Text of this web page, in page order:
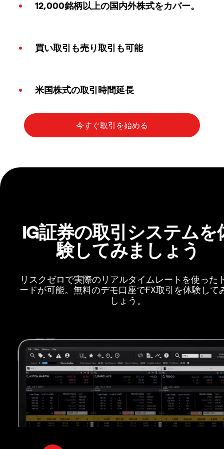
12,000銘柄以上の国内外株式をカバー。
買い取引も売り取引も可能
米国株式の取引時間延長
IG証券の取引システムを
験してみましょう
リスクゼロで実際のリアルタイムレートを使った
ードが可能。無料のデモ口座でFX取引を体験して
しょう。